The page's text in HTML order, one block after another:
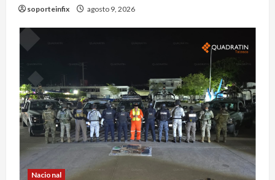
soporteinfix agosto 9, 2026
Nacional